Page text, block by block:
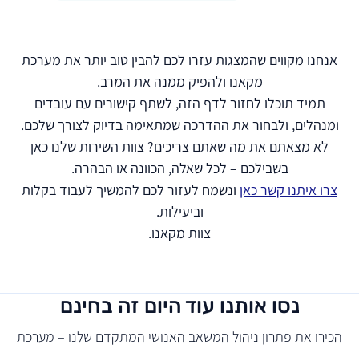
אנחנו מקווים שהמצגות עזרו לכם להבין טוב יותר את מערכת
מקאנו ולהפיק ממנה את המרב.
תמיד תוכלו לחזור לדף הזה, לשתף קישורים עם עובדים
ומנהלים, ולבחור את ההדרכה שמתאימה בדיוק לצורך שלכם.
לא מצאתם את מה שאתם צריכים? צוות השירות שלנו כאן
בשבילכם – לכל שאלה, הכוונה או הבהרה.
צרו איתנו קשר כאן ונשמח לעזור לכם להמשיך לעבוד בקלות
וביעילות.
צוות מקאנו.
נסו אותנו עוד היום זה בחינם
הכירו את פתרון ניהול המשאב האנושי המתקדם שלנו – מערכת